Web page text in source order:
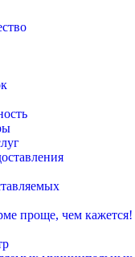
проще, чем кажется!